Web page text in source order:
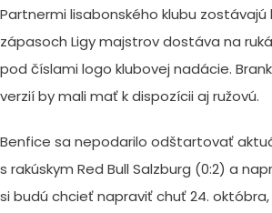
Partnermi lisabonského klubu
zápasoch Ligy majstrov dostáva na
pod číslami logo klubovej nadácie.
verzií by mali mať k dispozícii aj ružovú.
Benfice sa nepodarilo odštartovať
s rakúskym Red Bull Salzburg (0:2) a
si budú chcieť napraviť chuť 24.